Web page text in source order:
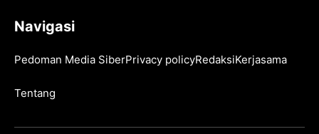
Navigasi
Pedoman Media SiberPrivacy policyRedaksiKerjasama
Tentang